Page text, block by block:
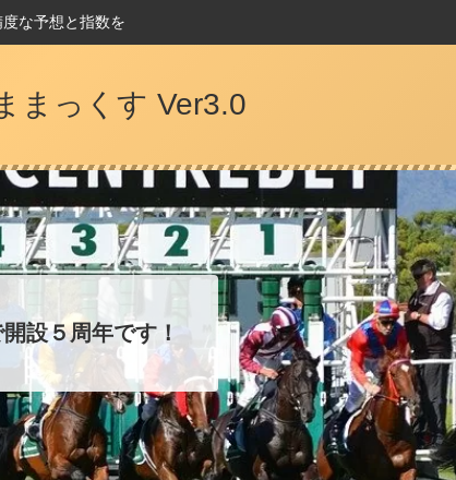
な予想と指数を
まっくす Ver3.0
設５周年です！